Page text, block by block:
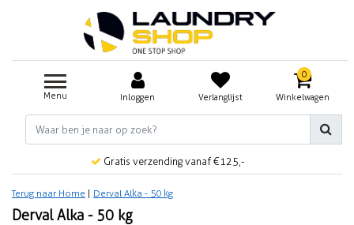
Menu Inloggen Verlanglijst
0
Winkelwagen
Gratis verzending vanaf €125,-
Terug naar Home Derval Alka - 50 kg
Derval Alka - 50 kg